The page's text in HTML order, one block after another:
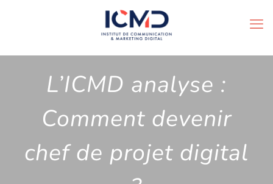
L’ICMD analyse :
Comment devenir
chef de projet digital